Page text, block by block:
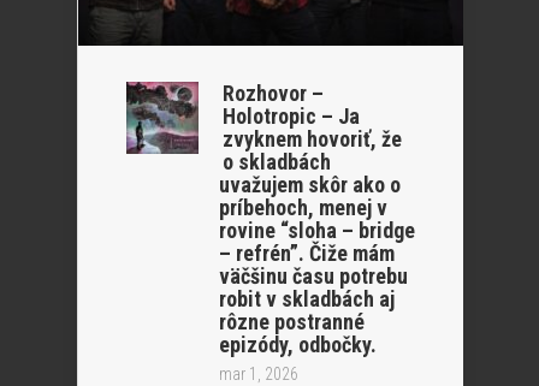
Rozhovor –
Holotropic – Ja
zvyknem hovoriť, že
o skladbách
uvažujem skôr ako o
príbehoch, menej v
rovine “sloha – bridge
– refrén”. Čiže mám
väčšinu času potrebu
robit v skladbách aj
rôzne postranné
epizódy, odbočky.
mar 1, 2026